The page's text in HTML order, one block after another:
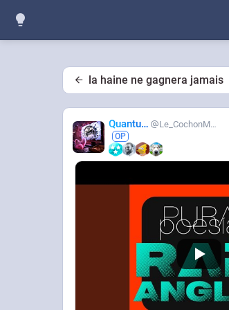
la haine ne gagnera jamais
Quantum Le_CochonMuslim